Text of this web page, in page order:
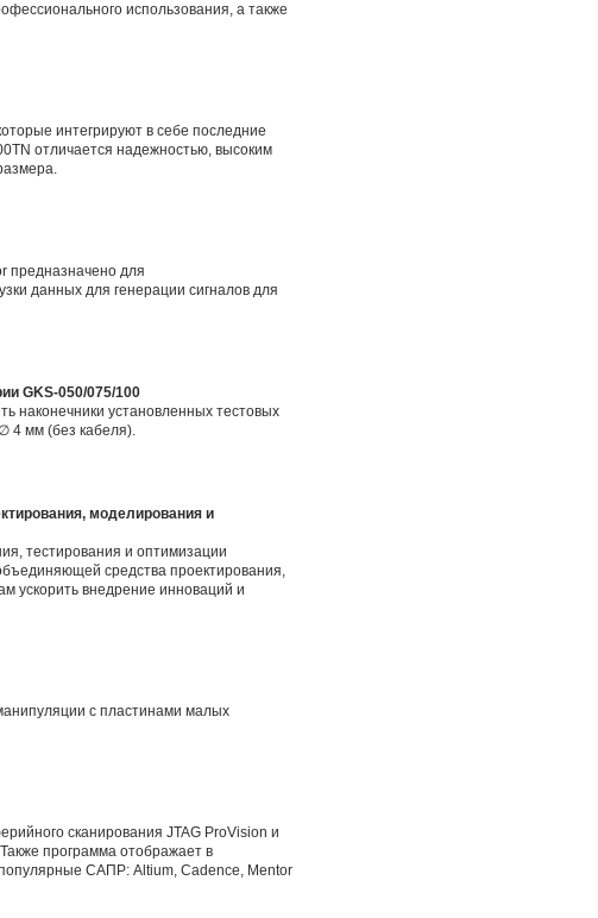
использования, а также
интегрируют в себе последние
отличается надежностью, высоким
предназначено для
данных для генерации cигналов для
GKS-050/075/100
наконечники установленных тестовых
4 мм (без кабеля).
моделирования и
тестирования и оптимизации
средства проектирования,
ускорить внедрение инноваций и
с пластинами малых
сканирования JTAG ProVision и
программа отображает в
САПР: Altium, Cadence, Mentor